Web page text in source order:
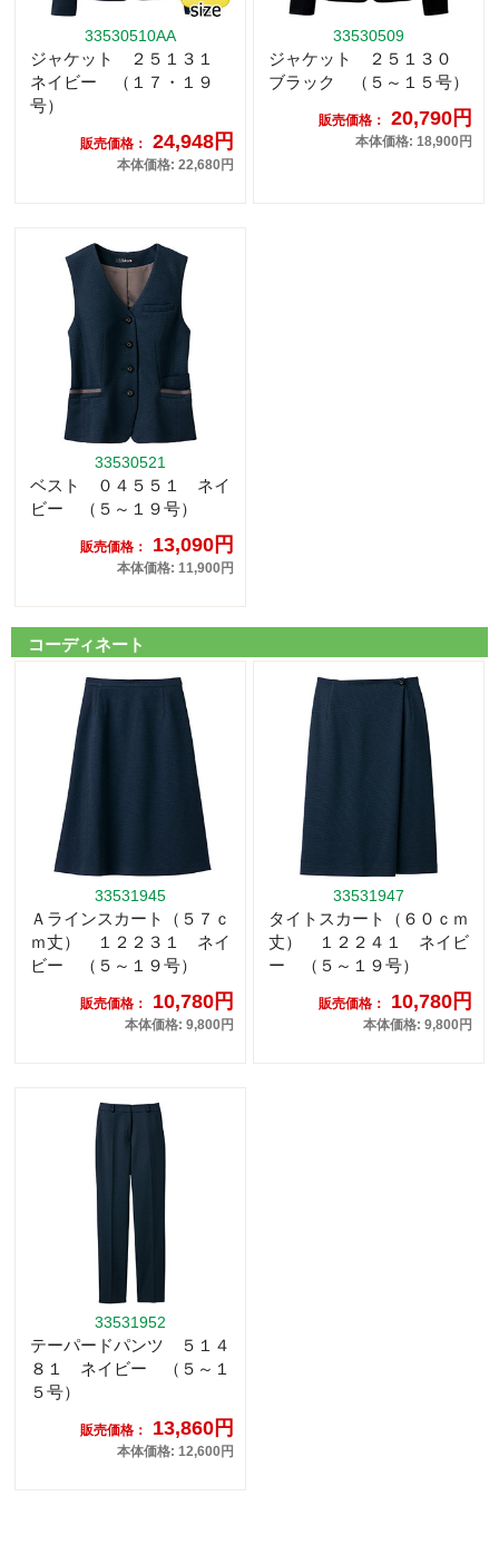
33530510AA
ジャケット ２５１３１
ネイビー （１７・１９
号）
販売価格： 24,948円
本体価格: 22,680円
33530509
ジャケット ２５１３０
ブラック （５～１５号）
販売価格： 20,790円
本体価格: 18,900円
33530521
ベスト ０４５５１ ネイ
ビー （５～１９号）
販売価格： 13,090円
本体価格: 11,900円
コーディネート
33531945
Ａラインスカート（５７ｃ
ｍ丈） １２２３１ ネイ
ビー （５～１９号）
販売価格： 10,780円
本体価格: 9,800円
33531947
タイトスカート（６０ｃｍ
丈） １２２４１ ネイビ
ー （５～１９号）
販売価格： 10,780円
本体価格: 9,800円
33531952
テーパードパンツ ５１４
８１ ネイビー （５～１
５号）
販売価格： 13,860円
本体価格: 12,600円